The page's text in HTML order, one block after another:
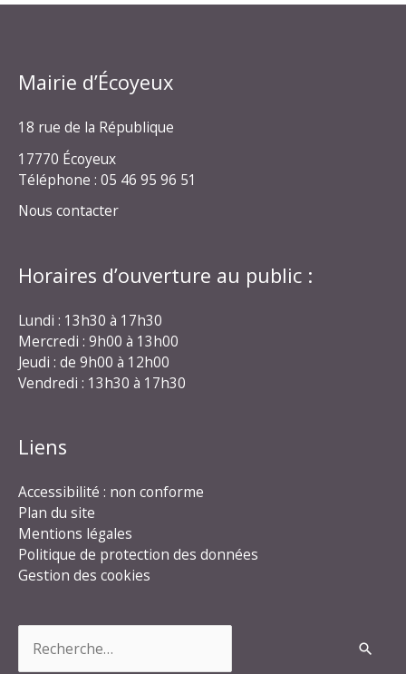
Mairie d’Écoyeux
18 rue de la République
17770 Écoyeux
Téléphone : 05 46 95 96 51
Nous contacter
Horaires d’ouverture au public :
Lundi : 13h30 à 17h30
Mercredi : 9h00 à 13h00
Jeudi : de 9h00 à 12h00
Vendredi : 13h30 à 17h30
Liens
Accessibilité : non conforme
Plan du site
Mentions légales
Politique de protection des données
Gestion des cookies